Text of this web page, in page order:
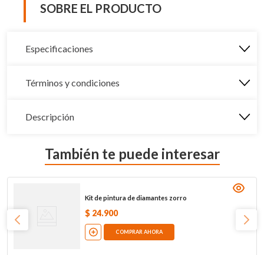
SOBRE EL PRODUCTO
Especificaciones
Términos y condiciones
Descripción
También te puede interesar
Kit de pintura de diamantes zorro
$ 24.900
COMPRAR AHORA